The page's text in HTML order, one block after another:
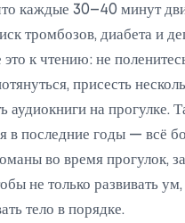
каждые 30–40 минут
тромбозов, диабета и
это к чтению: не
присесть
аудиокниги на прогулке.
в последние годы — всё
во время прогулок,
не только развивать
тело в порядке.